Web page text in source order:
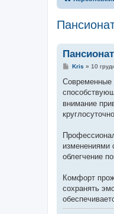
П
в
д
о
м
л
н
я
Kris » 10
Современные
внимание
изменениями
облегчение
Комфорт
сохранять